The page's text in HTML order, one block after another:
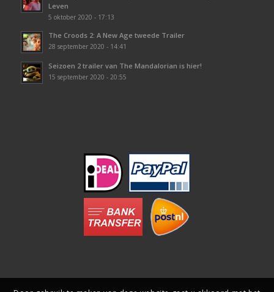
Leven
5 oktober 2020 - 17:13
The Croods 2: A New Age tweede Trailer
28 september 2020 - 14:41
Seizoen 2 trailer van The Mandalorian is hier!
15 september 2020 - 20:55